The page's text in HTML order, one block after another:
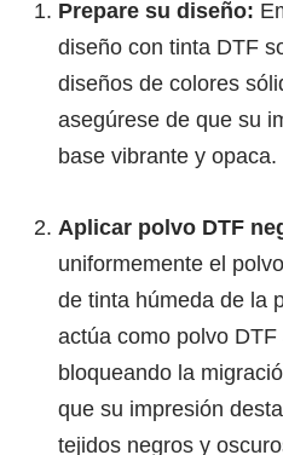
Prepare su diseño:
diseño con tinta DTF
diseños de colores
asegúrese de que su
base vibrante y opaca.
Aplicar polvo DTF
uniformemente el
de tinta húmeda de la
actúa como polvo
bloqueando la
que su impresión
tejidos negros y